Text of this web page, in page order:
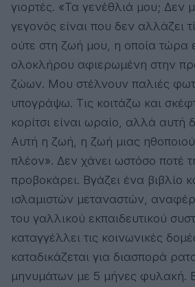
γιορτές. «Τα γενέθλιά μου; Δεν
γεγονός είναι που δεν αλλάζει
ούτε στη ζωή μου, η οποία τώρα
ολοκλήρου αφιερωμένη στην
ζώων. Μου στέλνουν παλιές
υπογράψω. Τις κοιτάζω και
κορίτσι είναι ωραίο, αλλά αυτή
Αυτή η ζωή, η ζωή μιας
πλέον». Δεν χάνει ωστόσο ποτέ
προβοκάρει. Βγάζει ένα βιβλίο
ισλαμιστών μεταναστών,
του γαλλικού εκπαιδευτικού
καταγγέλλει τις κοινωνικές
καταδικάζεται για διασπορά
μηνυμάτων με 5 μήνες φυλακή.